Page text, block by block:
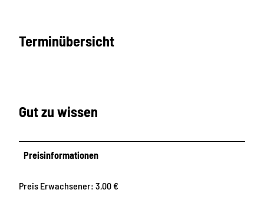
Terminübersicht
Gut zu wissen
Preisinformationen
Preis Erwachsener: 3,00 €